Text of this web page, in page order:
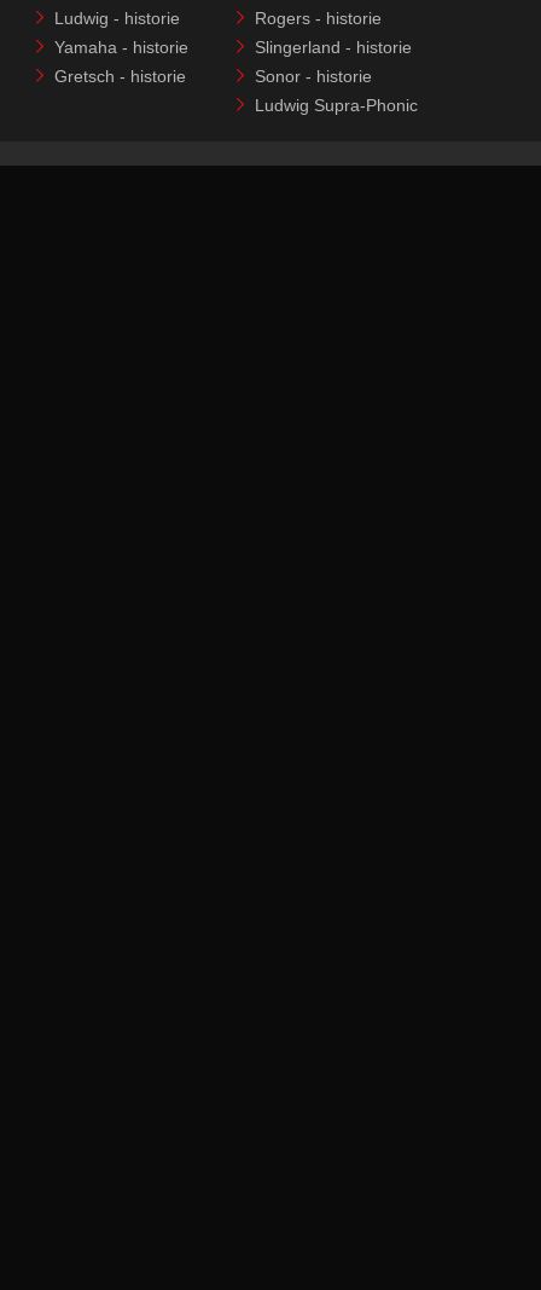
Ludwig - historie
Yamaha - historie
Gretsch - historie
Rogers - historie
Slingerland - historie
Sonor - historie
Ludwig Supra-Phonic